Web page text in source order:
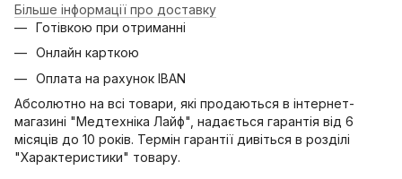
Більше інформації про доставку
Готівкою при отриманні
Онлайн карткою
Оплата на рахунок IBAN
Абсолютно на всі товари, які продаються в інтернет-
магазині "Медтехніка Лайф", надається гарантія від 6
місяців до 10 років. Термін гарантії дивіться в розділі
"Характеристики" товару.